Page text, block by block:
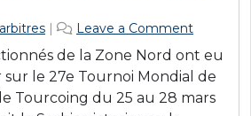
| Leave a Comment
de la Zone Nord ont eu
sur le 27e Tournoi Mondial de
Tourcoing du 25 au 28 mars